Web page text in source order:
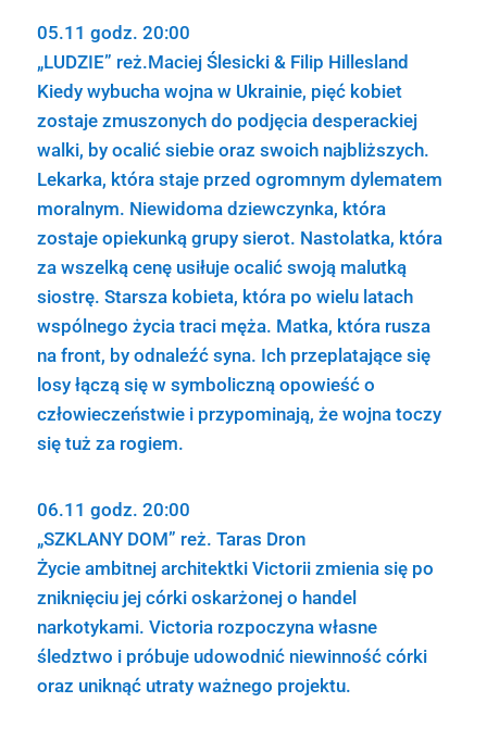
05.11 godz. 20:00
„LUDZIE” reż.Maciej Ślesicki & Filip Hillesland
Kiedy wybucha wojna w Ukrainie, pięć kobiet
zostaje zmuszonych do podjęcia desperackiej
walki, by ocalić siebie oraz swoich najbliższych.
Lekarka, która staje przed ogromnym dylematem
moralnym. Niewidoma dziewczynka, która
zostaje opiekunką grupy sierot. Nastolatka, która
za wszelką cenę usiłuje ocalić swoją malutką
siostrę. Starsza kobieta, która po wielu latach
wspólnego życia traci męża. Matka, która rusza
na front, by odnaleźć syna. Ich przeplatające się
losy łączą się w symboliczną opowieść o
człowieczeństwie i przypominają, że wojna toczy
się tuż za rogiem.
06.11 godz. 20:00
„SZKLANY DOM” reż. Taras Dron
Życie ambitnej architektki Victorii zmienia się po
zniknięciu jej córki oskarżonej o handel
narkotykami. Victoria rozpoczyna własne
śledztwo i próbuje udowodnić niewinność córki
oraz uniknąć utraty ważnego projektu.